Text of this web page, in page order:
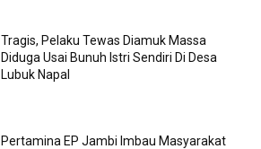
Tragis, Pelaku Tewas Diamuk Massa
Diduga Usai Bunuh Istri Sendiri Di Desa
Lubuk Napal
Pertamina EP Jambi Imbau Masyarakat